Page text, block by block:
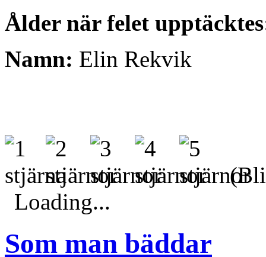
Ålder när felet
Namn: Elin Rekvik
(Bli
Loading...
Som man bäddar